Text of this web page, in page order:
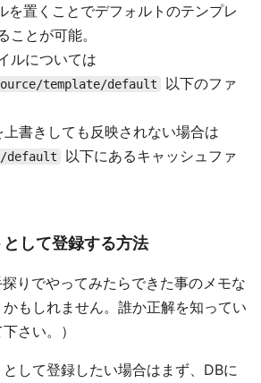
を置くことでデフォルトのテンプレ
ことが可能。
ルについては
template/default
以下のファ
書きしても反映されない場合は
default
以下にあるキャッシュファ
して登録する方法
探りでやってみたらできた事のメモな
もしれません。誰か正解を知ってい
さい。）
して登録したい場合はまず、DBに